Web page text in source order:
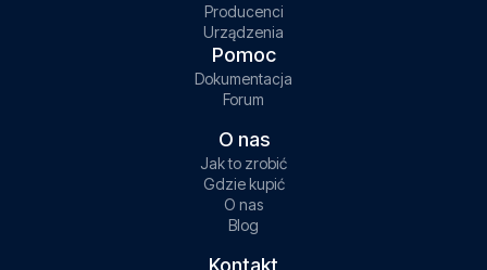
Producenci
Urządzenia
Pomoc
Dokumentacja
Forum
O nas
Jak to zrobić
Gdzie kupić
O nas
Blog
Kontakt